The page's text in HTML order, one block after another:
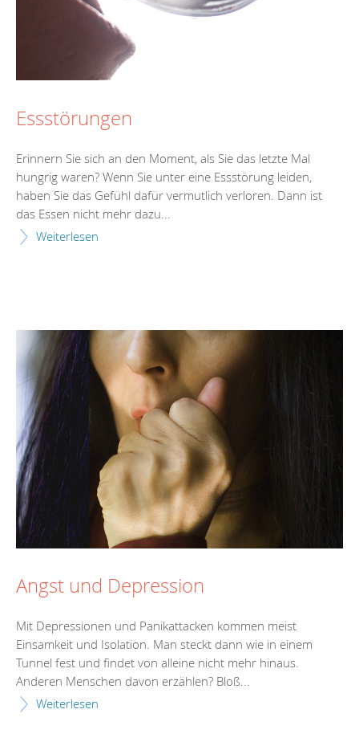
Essstörungen
Erinnern Sie sich an den Moment, als Sie das letzte Mal
hungrig waren? Wenn Sie unter eine Essstörung leiden,
haben Sie das Gefühl dafür vermutlich verloren. Dann ist
das Essen nicht mehr dazu...
Weiterlesen
Angst und Depression
Mit Depressionen und Panikattacken kommen meist
Einsamkeit und Isolation. Man steckt dann wie in einem
Tunnel fest und findet von alleine nicht mehr hinaus.
Anderen Menschen davon erzählen? Bloß...
Weiterlesen